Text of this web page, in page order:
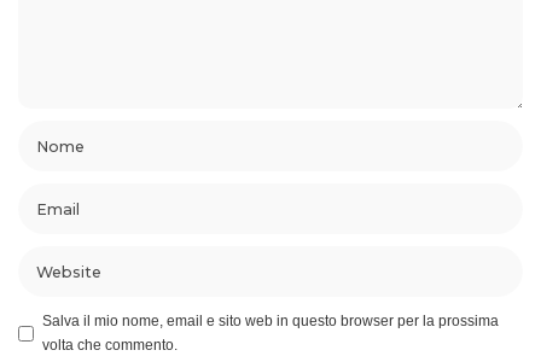
Salva il mio nome, email e sito web in questo browser per la prossima
volta che commento.